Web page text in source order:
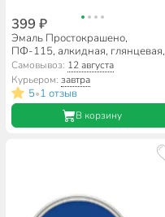
399 ₽
Эмаль Простокрашено,
ПФ-115, алкидная, глянцевая,
черная, 0.8 кг
Самовывоз: 12 августа
Курьером:завтра
5•1 отзыв
В корзину